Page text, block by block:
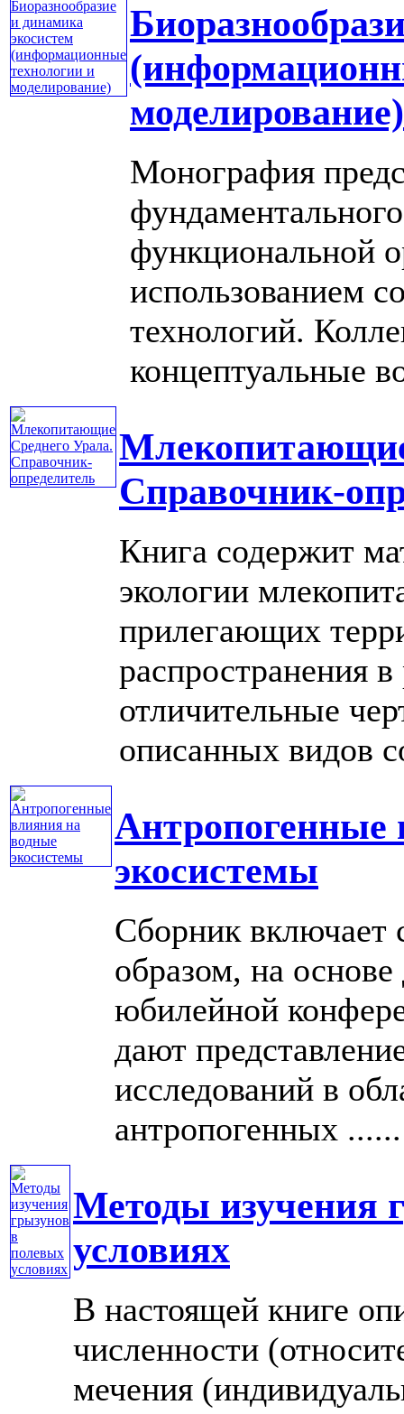
моделирование)
Монография
функциональной
использованием
технологий.
концептуальные
Справочник-
Книга содержит
экологии
прилегающих
распространения
отличительные
описанных видов
Антропогенные
экосистемы
Сборник включает
образом, на
юбилейной
дают
исследований в
антропогенных ......
Методы изучения
условиях
В настоящей книге
численности
мечения